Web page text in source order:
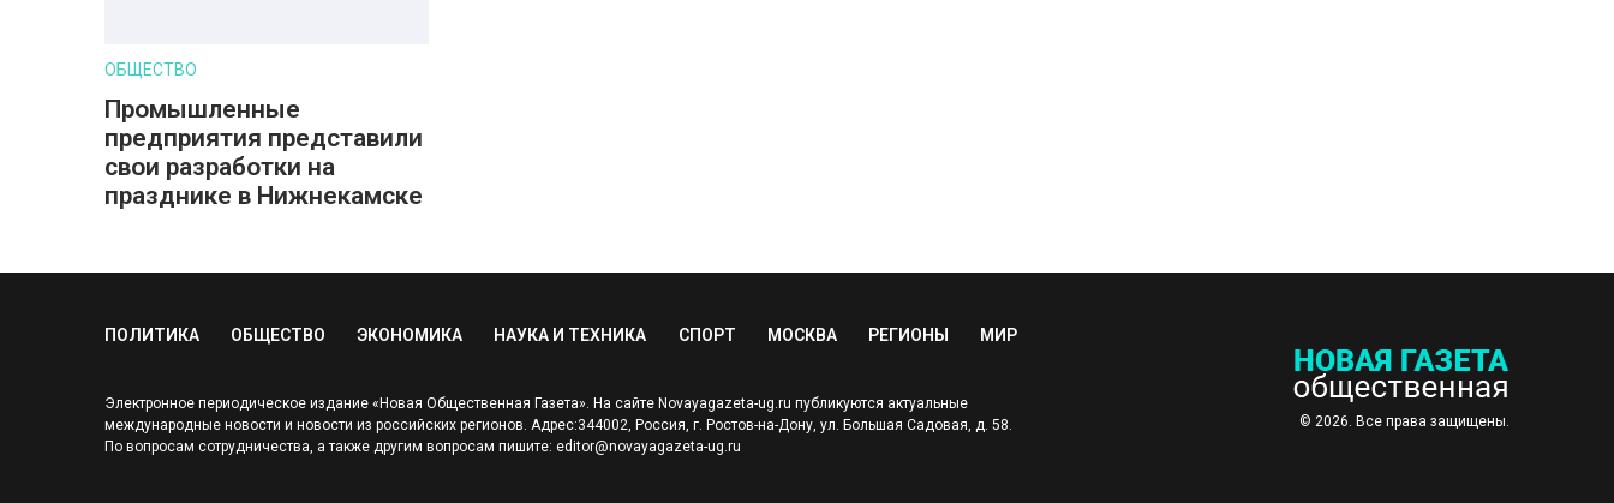
ОБЩЕСТВО
Промышленные
предприятия представили
свои разработки на
празднике в Нижнекамске
ПОЛИТИКА ОБЩЕСТВО ЭКОНОМИКА НАУКА И ТЕХНИКА СПОРТ МОСКВА РЕГИОНЫ МИР
Электронное периодическое издание «Новая Общественная Газета». На сайте Novayagazeta-ug.ru публикуются актуальные
международные новости и новости из российских регионов. Адрес:344002, Россия, г. Ростов-на-Дону, ул. Большая Садовая, д. 58.
По вопросам сотрудничества, а также другим вопросам пишите: editor@novayagazeta-ug.ru
© 2026. Все права защищены.